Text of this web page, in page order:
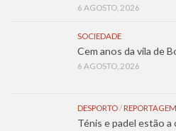
6 AGOSTO, 2026
SOCIEDADE
Cem anos da vila de
6 AGOSTO, 2026
DESPORTO/ REPORTAGEM
Ténis e padel estão a